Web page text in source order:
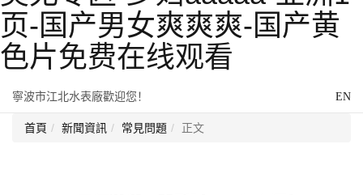
页-国产男女爽爽爽-国产黄
色片免费在线观看
寧波市江北水表廠歡迎您！ EN
首頁 新聞資訊 常見問題 正文